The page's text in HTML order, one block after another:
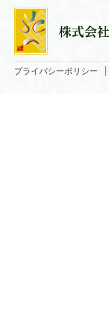
プライバシーポリシー